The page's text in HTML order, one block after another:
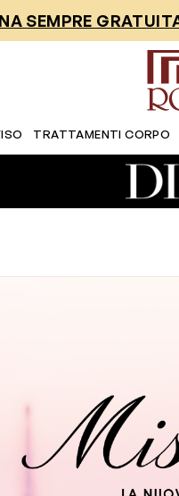
SEMPRE
TRATTAMENTI CORPO